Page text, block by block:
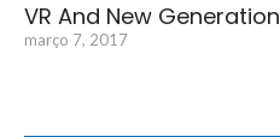
VR And New Generation
março 7, 2017